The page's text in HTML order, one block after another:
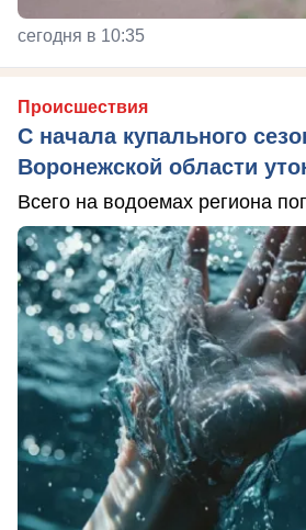
сегодня в 10:35
Происшествия
С начала купального
Воронежской области
Всего на водоемах региона